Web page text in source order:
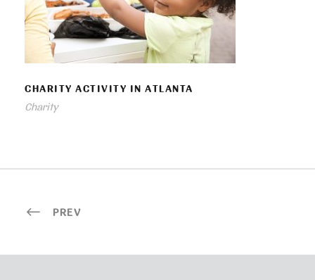
CHARITY ACTIVITY IN ATLANTA
CHARITY ACTIVITY IN ATLANTA
Charity
PREV